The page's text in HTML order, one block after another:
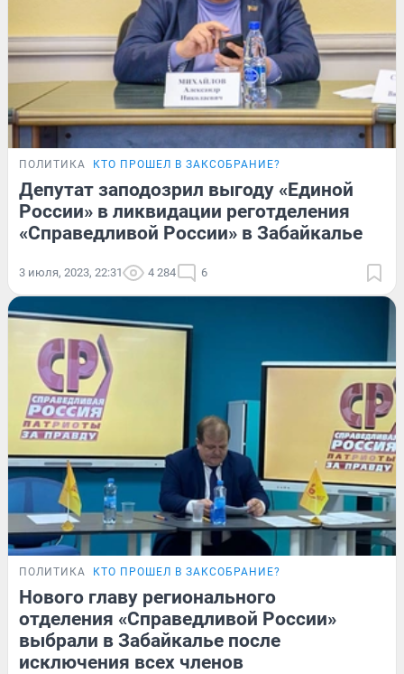
ПОЛИТИКА КТО ПРОШЕЛ В ЗАКСОБРАНИЕ?
Депутат заподозрил выгоду «Единой
России» в ликвидации реготделения
«Справедливой России» в Забайкалье
3 июля, 2023, 22:31 4 284 6
ПОЛИТИКА КТО ПРОШЕЛ В ЗАКСОБРАНИЕ?
Нового главу регионального
отделения «Справедливой России»
выбрали в Забайкалье после
исключения всех членов